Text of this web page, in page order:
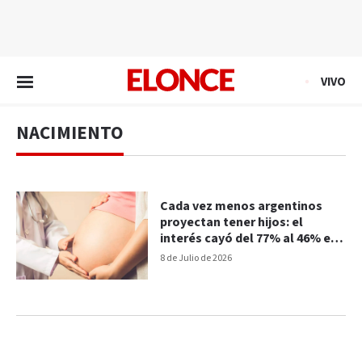
VIVO
NACIMIENTO
8 de Julio de 2026
Cada vez menos argentinos
proyectan tener hijos: el
interés cayó del 77% al 46% en
diez años